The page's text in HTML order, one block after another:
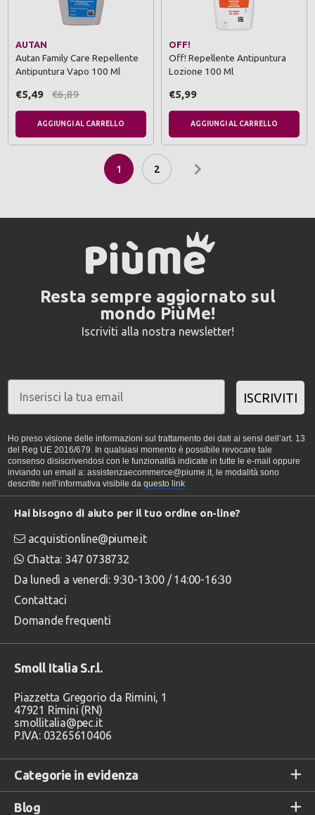
AUTAN
Autan Family Care Repellente
Antipuntura Vapo 100 Ml
€5,49 €6,89
AGGIUNGI AL CARRELLO
OFF!
Off! Repellente Antipuntura
Lozione 100 Ml
€5,99
AGGIUNGI AL CARRELLO
1 2
Resta sempre aggiornato sul
mondo PiùMe!
Iscriviti alla nostra newsletter!
ISCRIVITI
Ho preso visione delle informazioni sul trattamento dei dati ai sensi dell’art. 13
del Reg UE 2016/679. In qualsiasi momento è possibile revocare tale
consenso disiscrivendosi con le funzionalità indicate in tutte le e-mail oppure
inviando un email a: assistenzaecommerce@piume.it, le modalità sono
descritte nell’informativa visibile da questo link
Categorie in evidenza
Blog
Hai bisogno di aiuto per il tuo ordine on-line?
acquistionline@piume.it
Chatta: 347 0738732
Da lunedì a venerdì: 9:30-13:00 / 14:00-16:30
Contattaci
Domande frequenti
Smoll Italia S.r.l.
Piazzetta Gregorio da Rimini, 1
47921 Rimini (RN)
smollitalia@pec.it
P.IVA: 03265610406